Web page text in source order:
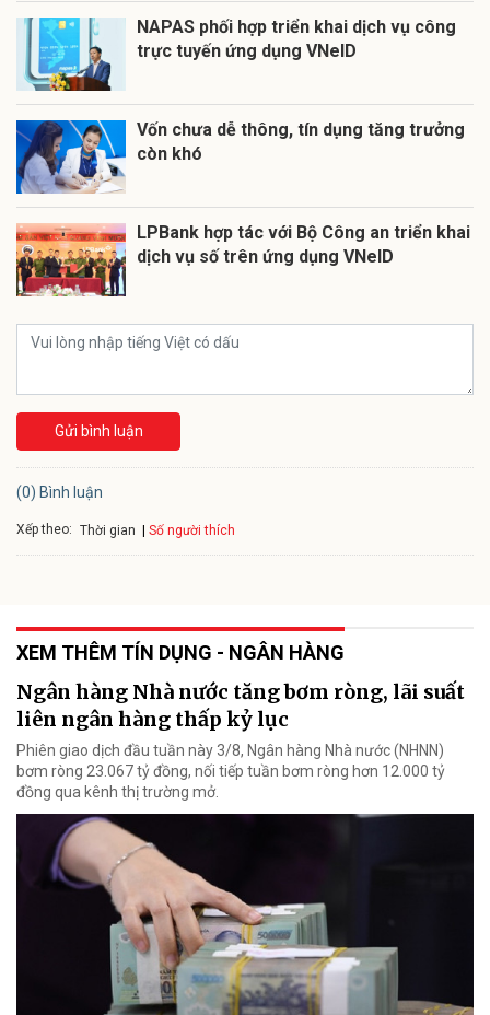
NAPAS phối hợp triển khai dịch vụ công
trực tuyến ứng dụng VNeID
Vốn chưa dễ thông, tín dụng tăng trưởng
còn khó
LPBank hợp tác với Bộ Công an triển khai
dịch vụ số trên ứng dụng VNeID
Gửi bình luận
(0) Bình luận
Xếp theo: Thời gian Số người thích
XEM THÊM TÍN DỤNG - NGÂN HÀNG
Ngân hàng Nhà nước tăng bơm ròng, lãi suất
liên ngân hàng thấp kỷ lục
Phiên giao dịch đầu tuần này 3/8, Ngân hàng Nhà nước (NHNN)
bơm ròng 23.067 tỷ đồng, nối tiếp tuần bơm ròng hơn 12.000 tỷ
đồng qua kênh thị trường mở.